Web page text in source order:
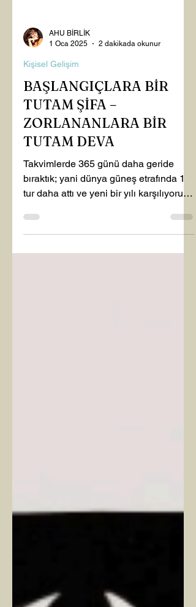
AHU BİRLİK
1 Oca 2025
2 dakikada okunur
Kişisel Gelişim
BAŞLANGIÇLARA BİR
TUTAM ŞİFA –
ZORLANANLARA BİR
TUTAM DEVA